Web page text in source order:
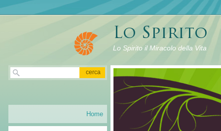
Lo Spirito il Miracolo della Vita
Home